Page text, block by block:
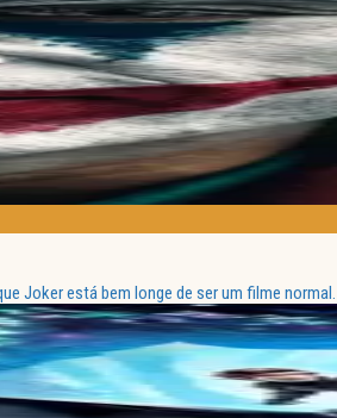
Joker está bem longe de ser um filme